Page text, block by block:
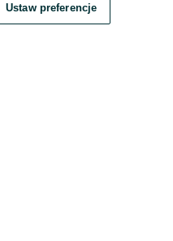
Ustaw preferencje